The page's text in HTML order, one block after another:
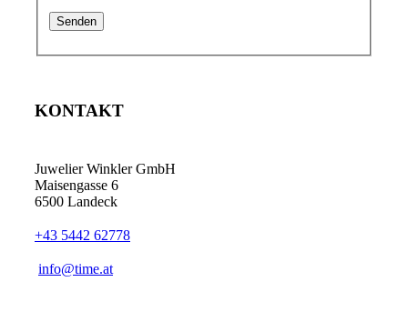
KONTAKT
Juwelier Winkler GmbH
Maisengasse 6
6500 Landeck
+43 5442 62778
info@time.at